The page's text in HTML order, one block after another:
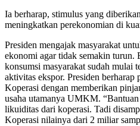
Ia berharap, stimulus yang
meningkatkan perekonomian di
Presiden mengajak masyarakat
ekonomi agar tidak semakin turun.
konsumsi masyarakat sudah mulai
aktivitas ekspor. Presiden
Koperasi dengan memberikan
usaha utamanya UMKM.
likuiditas dari koperasi. Tadi
Koperasi nilainya dari 2 miliar